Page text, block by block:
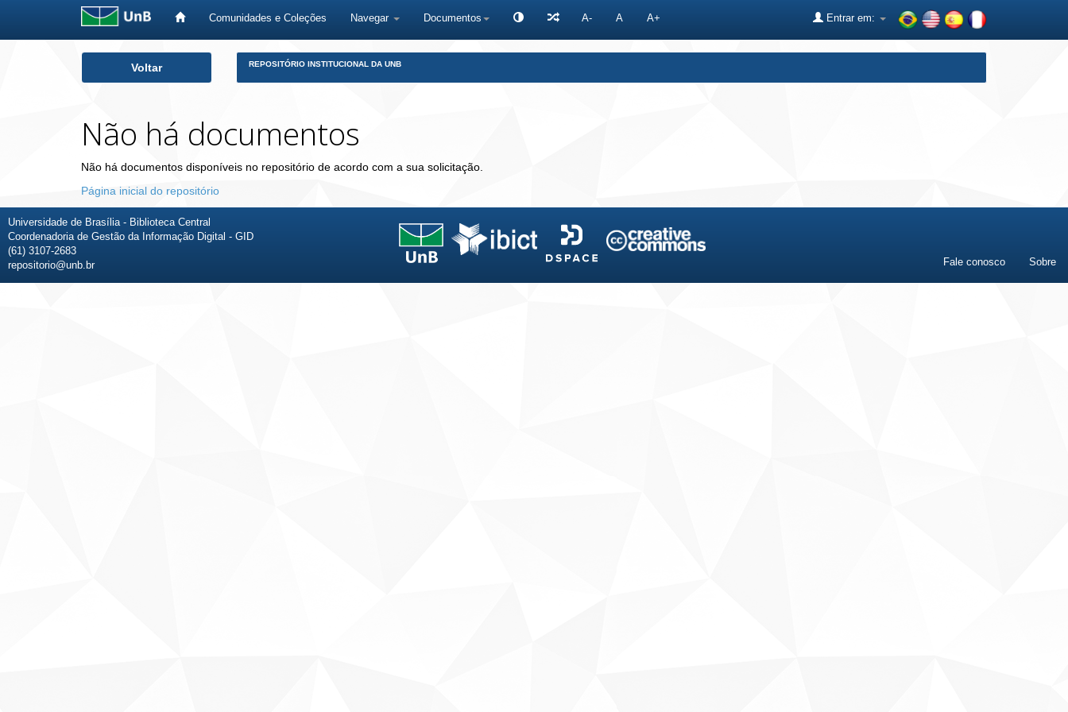
Comunidades e Coleções Navegar Documentos A- A A+ Entrar em:
Voltar REPOSITÓRIO INSTITUCIONAL DA UNB
Não há documentos
Não há documentos disponíveis no repositório de acordo com a sua solicitação.
Página inicial do repositório
Universidade de Brasília - Biblioteca Central
Coordenadoria de Gestão da Informação Digital - GID
(61) 3107-2683
repositorio@unb.br
Fale conosco Sobre